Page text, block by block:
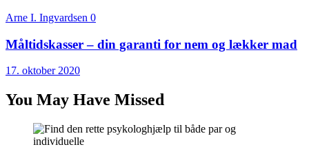
Arne I. Ingvardsen 0
Måltidskasser – din garanti for nem og lækker mad
17. oktober 2020
You May Have Missed